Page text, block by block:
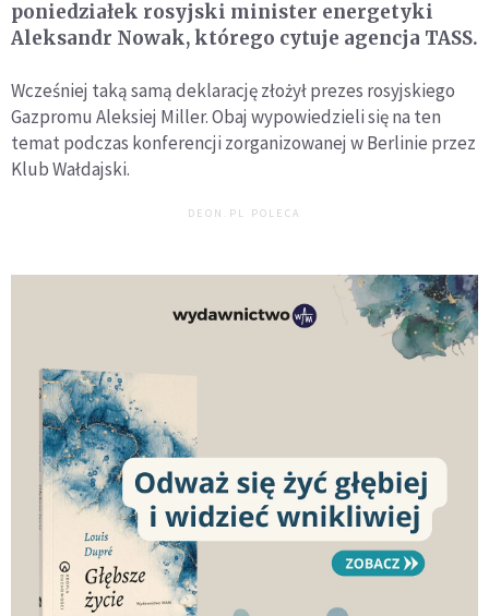
poniedziałek rosyjski minister energetyki
Aleksandr Nowak, którego cytuje agencja TASS.
Wcześniej taką samą deklarację złożył prezes rosyjskiego
Gazpromu Aleksiej Miller. Obaj wypowiedzieli się na ten
temat podczas konferencji zorganizowanej w Berlinie przez
Klub Wałdajski.
DEON.PL POLECA